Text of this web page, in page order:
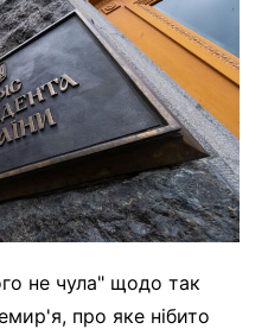
не чула" щодо так
про яке нібито